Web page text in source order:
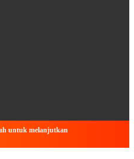
untuk melanjutkan